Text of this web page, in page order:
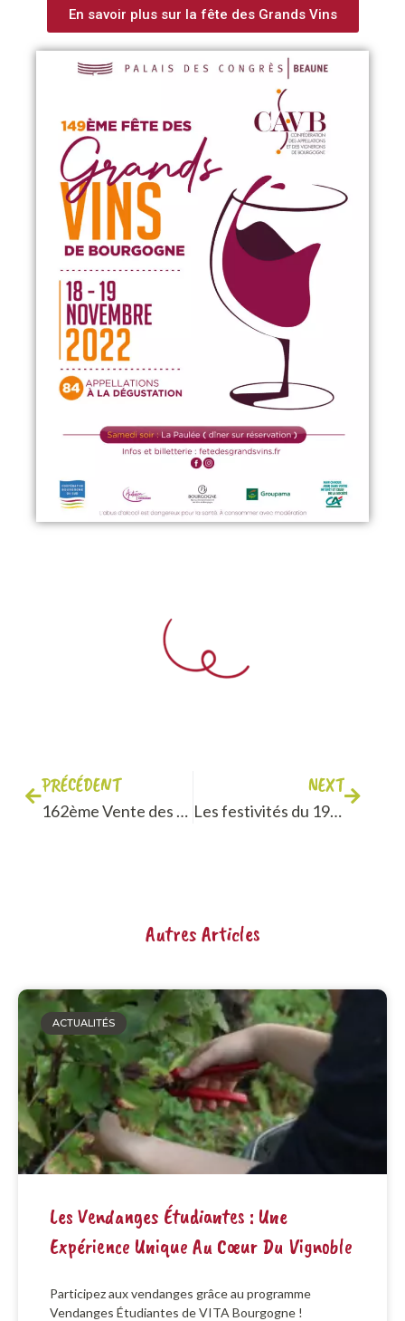
En savoir plus sur la fête des Grands Vins
PRÉCÉDENT
162ème Vente des vins des Hospices de Beaune
NEXT
Les festivités du 19-20 Novembre 2022
Autres Articles
ACTUALITÉS
Les Vendanges Étudiantes : Une
Expérience Unique Au Cœur Du Vignoble
Participez aux vendanges grâce au programme
Vendanges Étudiantes de VITA Bourgogne !